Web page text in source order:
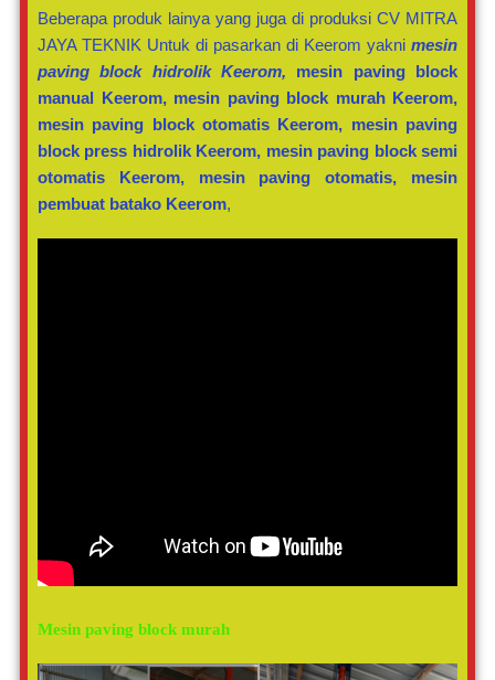
Beberapa produk lainya yang juga di produksi CV MITRA
JAYA TEKNIK Untuk di pasarkan di Keerom yakni mesin
paving block hidrolik Keerom, mesin paving block
manual Keerom, mesin paving block murah Keerom,
mesin paving block otomatis Keerom, mesin paving
block press hidrolik Keerom, mesin paving block semi
otomatis Keerom, mesin paving otomatis, mesin
pembuat batako Keerom,
Mesin paving block murah